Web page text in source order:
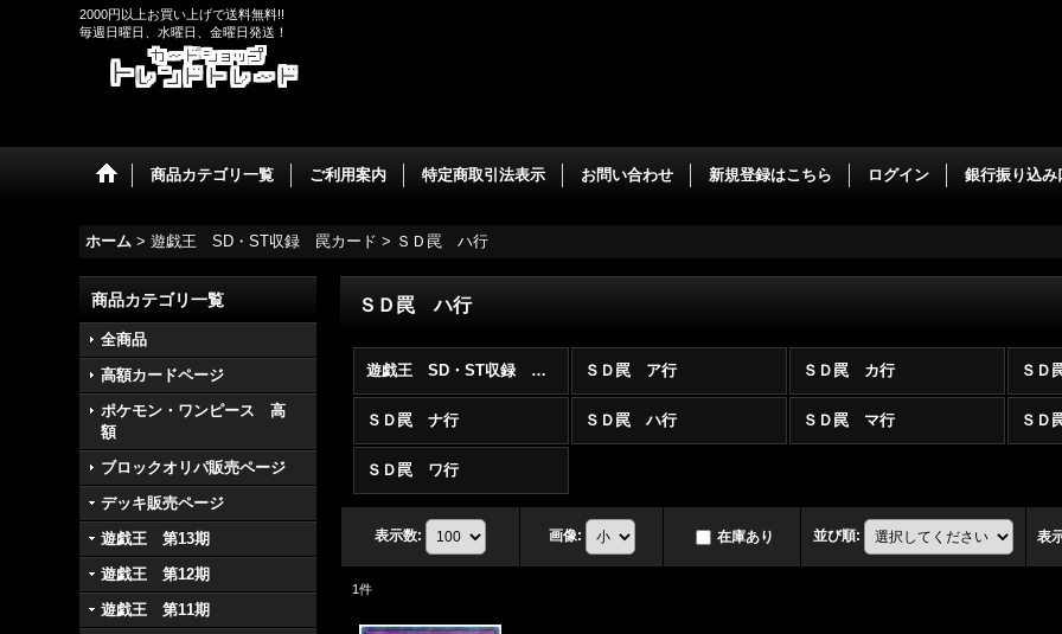
2000円以上お買い上げで送料無料!!
毎週日曜日、水曜日、金曜日発送！
商品カテゴリ一覧 ご利用案内 特定商取引法表示 お問い合わせ 新規登録はこちら ログイン 銀行振り込
ホーム > 遊戯王 SD・ST収録 罠カード > ＳＤ罠 ハ行
商品カテゴリ一覧
全商品
高額カードページ
ポケモン・ワンピース 高
額
ブロックオリパ販売ページ
デッキ販売ページ
遊戯王 第13期
遊戯王 第12期
遊戯王 第11期
ＳＤ罠 ハ行
遊戯王 SD・ST収録 罠カード (全商品) ＳＤ罠 ア行 ＳＤ罠 カ行 ＳＤ
ＳＤ罠 ナ行 ＳＤ罠 ハ行 ＳＤ罠 マ行 ＳＤ
ＳＤ罠 ワ行
表示数: 画像: 在庫あり 並び順: 表
1件